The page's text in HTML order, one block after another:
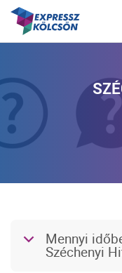
b Mennyi
Széchenyi